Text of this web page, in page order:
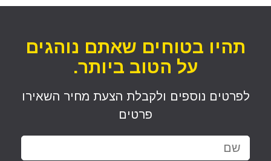
תהיו בטוחים שאתם נוהגים
על הטוב ביותר.
לפרטים נוספים ולקבלת הצעת מחיר השאירו
פרטים